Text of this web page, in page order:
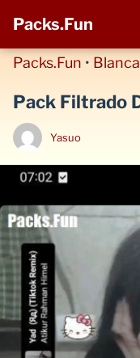
Packs.Fun
Packs.Fun •
Pack Filtrado
Yasuo